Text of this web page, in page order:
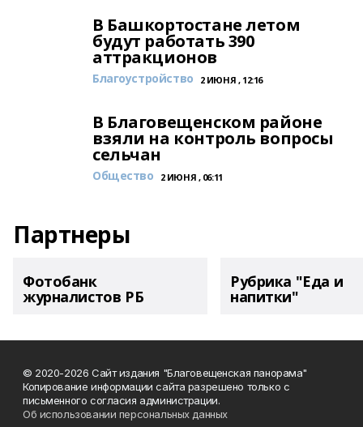
В Башкортостане летом
будут работать 390
аттракционов
Благоустройство 2 ИЮНЯ , 12:16
В Благовещенском районе
взяли на контроль вопросы
сельчан
Общество 2 ИЮНЯ , 06:11
Партнеры
Фотобанк
журналистов РБ
Рубрика "Еда и
напитки"
© 2020-2026 Сайт издания "Благовещенская панорама"
Копирование информации сайта разрешено только с
письменного согласия администрации.
Об использовании персональных данных